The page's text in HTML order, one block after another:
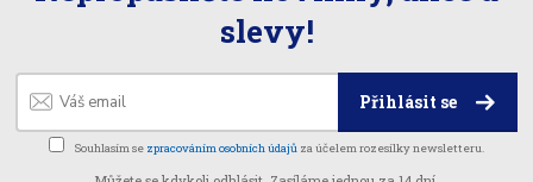
slevy!
Přihlásit se
Souhlasím se zpracováním osobních údajů za účelem rozesílky newsletteru.